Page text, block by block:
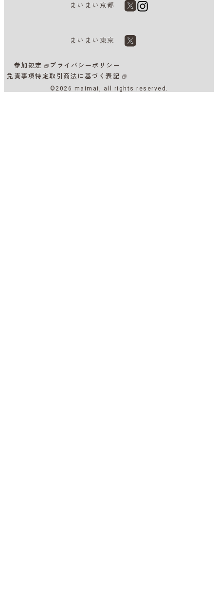
まいまい京都
まいまい東京
参加規定
プライバシーポリシー
免責事項特定取引商法に基づく表記
©2026 maimai, all rights reserved.